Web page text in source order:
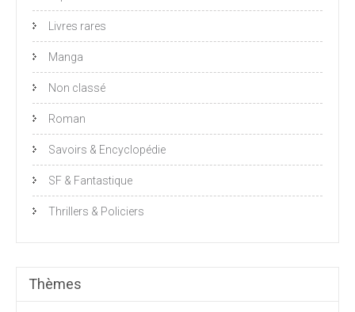
Livres rares
Manga
Non classé
Roman
Savoirs & Encyclopédie
SF & Fantastique
Thrillers & Policiers
Thèmes